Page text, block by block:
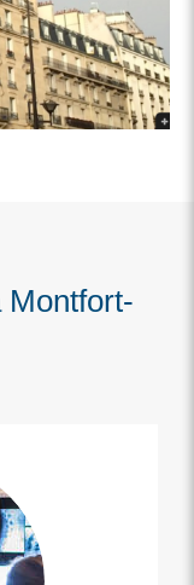
Montfort-